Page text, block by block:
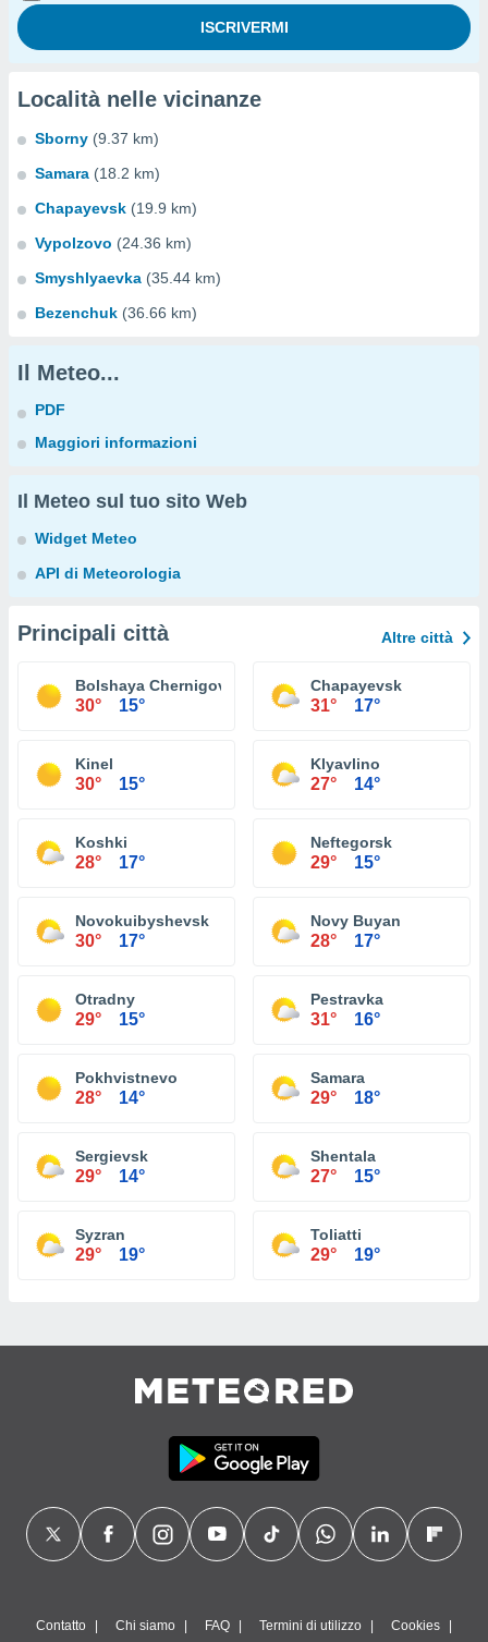
Località nelle vicinanze
Sborny (9.37 km)
Samara (18.2 km)
Chapayevsk (19.9 km)
Vypolzovo (24.36 km)
Smyshlyaevka (35.44 km)
Bezenchuk (36.66 km)
Il Meteo...
PDF
Maggiori informazioni
Il Meteo sul tuo sito Web
Widget Meteo
API di Meteorologia
Principali città Altre città
Bolshaya Chernigovka
30° 15°
Chapayevsk
31° 17°
Kinel
30° 15°
Klyavlino
27° 14°
Koshki
28° 17°
Neftegorsk
29° 15°
Novokuibyshevsk
30° 17°
Novy Buyan
28° 17°
Otradny
29° 15°
Pestravka
31° 16°
Pokhvistnevo
28° 14°
Samara
29° 18°
Sergievsk
29° 14°
Shentala
27° 15°
Syzran
29° 19°
Toliatti
29° 19°
Contatto Chi siamo FAQ Termini di utilizzo Cookies